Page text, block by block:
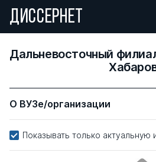
ДИССЕРНЕТ
Дальневосточный
О ВУЗе/организации
Показывать только